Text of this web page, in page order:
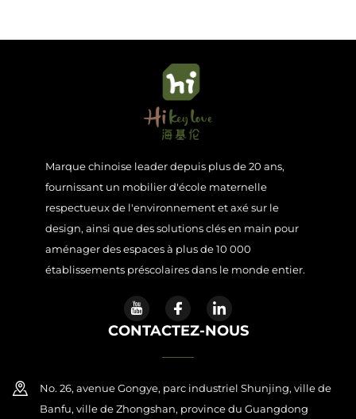
Marque chinoise leader depuis plus de 20 ans,
fournissant un mobilier d'école maternelle
respectueux de l'environnement et axé sur le
design, ainsi que des solutions clés en main pour
aménager des espaces à plus de 10 000
établissements préscolaires dans le monde entier.
CONTACTEZ-NOUS
No. 26, avenue Gongye, parc industriel Shunjing, ville de
Banfu, ville de Zhongshan, province du Guangdong